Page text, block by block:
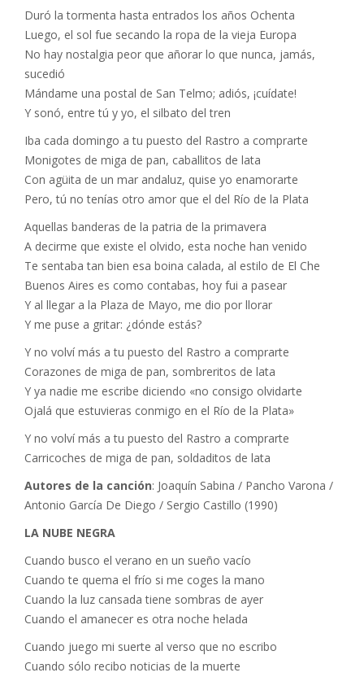
Duró la tormenta hasta entrados los años Ochenta
Luego, el sol fue secando la ropa de la vieja Europa
No hay nostalgia peor que añorar lo que nunca, jamás,
sucedió
Mándame una postal de San Telmo; adiós, ¡cuídate!
Y sonó, entre tú y yo, el silbato del tren
Iba cada domingo a tu puesto del Rastro a comprarte
Monigotes de miga de pan, caballitos de lata
Con agüita de un mar andaluz, quise yo enamorarte
Pero, tú no tenías otro amor que el del Río de la Plata
Aquellas banderas de la patria de la primavera
A decirme que existe el olvido, esta noche han venido
Te sentaba tan bien esa boina calada, al estilo de El Che
Buenos Aires es como contabas, hoy fui a pasear
Y al llegar a la Plaza de Mayo, me dio por llorar
Y me puse a gritar: ¿dónde estás?
Y no volví más a tu puesto del Rastro a comprarte
Corazones de miga de pan, sombreritos de lata
Y ya nadie me escribe diciendo «no consigo olvidarte
Ojalá que estuvieras conmigo en el Río de la Plata»
Y no volví más a tu puesto del Rastro a comprarte
Carricoches de miga de pan, soldaditos de lata
Autores de la canción: Joaquín Sabina / Pancho Varona /
Antonio García De Diego / Sergio Castillo (1990)
LA NUBE NEGRA
Cuando busco el verano en un sueño vacío
Cuando te quema el frío si me coges la mano
Cuando la luz cansada tiene sombras de ayer
Cuando el amanecer es otra noche helada
Cuando juego mi suerte al verso que no escribo
Cuando sólo recibo noticias de la muerte